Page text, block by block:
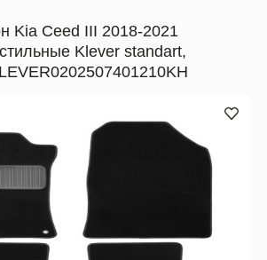
Kia Ceed III 2018-2021
Klever standart,